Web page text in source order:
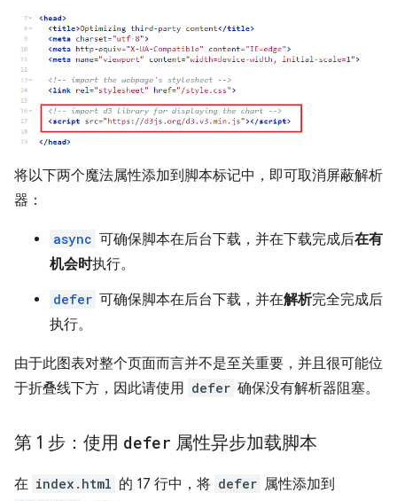
将以下两个魔法属性添加到脚本标记中，即可取消屏蔽解析
器：
async 可确保脚本在后台下载，并在下载完成后在有
机会时执行。
defer 可确保脚本在后台下载，并在解析完全完成后
执行。
由于此图表对整个页面而言并不是至关重要，并且很可能位
于折叠线下方，因此请使用 defer 确保没有解析器阻塞。
第 1 步：使用 defer 属性异步加载脚本
在 index.html 的 17 行中，将 defer 属性添加到